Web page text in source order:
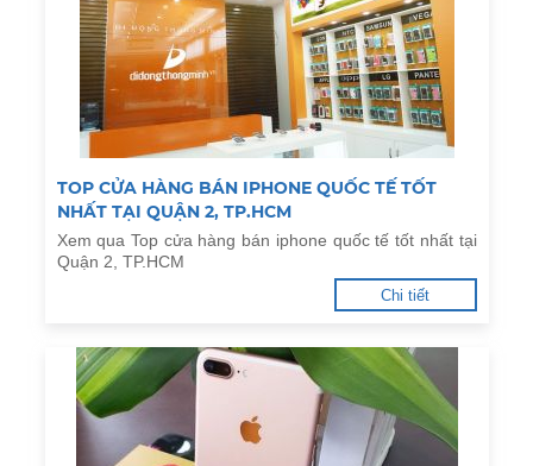
TOP CỬA HÀNG BÁN IPHONE QUỐC TẾ TỐT
NHẤT TẠI QUẬN 2, TP.HCM
Xem qua Top cửa hàng bán iphone quốc tế tốt nhất tại
Quận 2, TP.HCM
Chi tiết